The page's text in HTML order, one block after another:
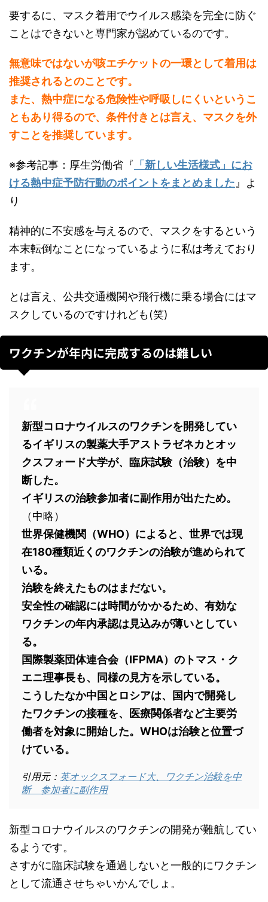
要するに、マスク着用でウイルス感染を完全に防ぐ
ことはできないと専門家が認めているのです。
無意味ではないが咳エチケットの一環として着用は
推奨されるとのことです。
また、熱中症になる危険性や呼吸しにくいというこ
ともあり得るので、条件付きとは言え、マスクを外
すことを推奨しています。
※参考記事：厚生労働省『 「新しい生活様式」にお
ける熱中症予防行動のポイントをまとめました 』よ
り
精神的に不安感を与えるので、マスクをするという
本末転倒なことになっているように私は考えており
ます。
とは言え、公共交通機関や飛行機に乗る場合にはマ
スクしているのですけれども(笑)
ワクチンが年内に完成するのは難しい
新型コロナウイルスのワクチンを開発してい
るイギリスの製薬大手アストラゼネカとオッ
クスフォード大学が、臨床試験（治験）を中
断した。
イギリスの治験参加者に副作用が出たため。
（中略）
世界保健機関（WHO）によると、世界では現
在180種類近くのワクチンの治験が進められて
いる。
治験を終えたものはまだない。
安全性の確認には時間がかかるため、有効な
ワクチンの年内承認は見込みが薄いとしてい
る。
国際製薬団体連合会（IFPMA）のトマス・ク
エニ理事長も、同様の見方を示している。
こうしたなか中国とロシアは、国内で開発し
たワクチンの接種を、医療関係者など主要労
働者を対象に開始した。WHOは治験と位置づ
けている。
引用元： 英オックスフォード大、ワクチン治験を中
断 参加者に副作用
新型コロナウイルスのワクチンの開発が難航してい
るようです。
さすがに臨床試験を通過しないと一般的にワクチン
として流通させちゃいかんでしょ。